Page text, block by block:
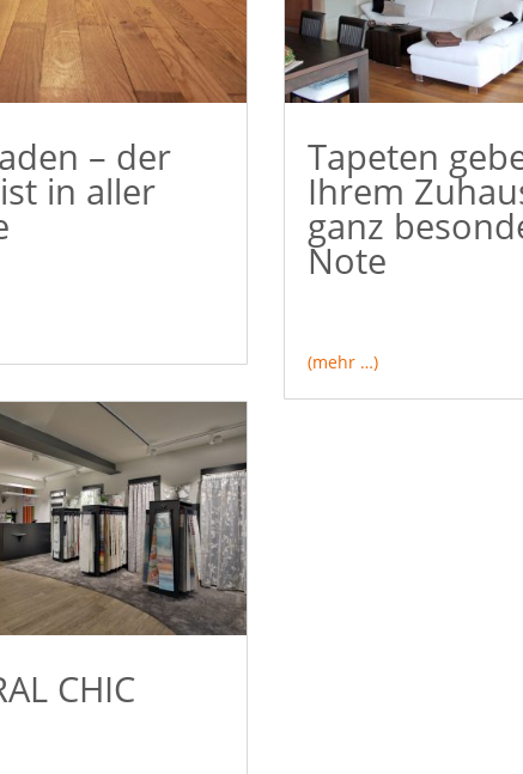
– der
in aller
CHIC
Tapeten
Ihrem
ganz
Note
(mehr …)